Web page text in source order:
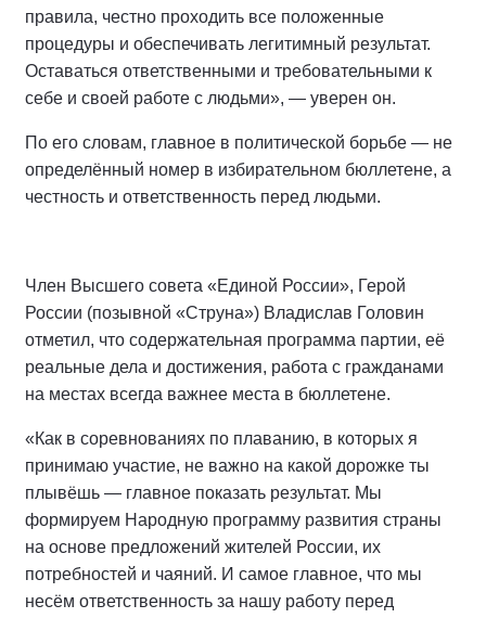
правила, честно проходить все положенные
процедуры и обеспечивать легитимный результат.
Оставаться ответственными и требовательными к
себе и своей работе с людьми», — уверен он.
По его словам, главное в политической борьбе — не
определённый номер в избирательном бюллетене, а
честность и ответственность перед людьми.
Член Высшего совета «Единой России», Герой
России (позывной «Струна») Владислав Головин
отметил, что содержательная программа партии, её
реальные дела и достижения, работа с гражданами
на местах всегда важнее места в бюллетене.
«Как в соревнованиях по плаванию, в которых я
принимаю участие, не важно на какой дорожке ты
плывёшь — главное показать результат. Мы
формируем Народную программу развития страны
на основе предложений жителей России, их
потребностей и чаяний. И самое главное, что мы
несём ответственность за нашу работу перед